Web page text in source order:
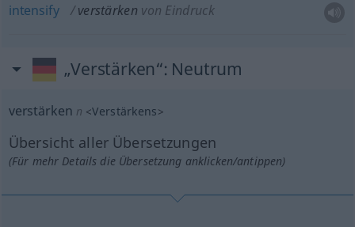
intensify verstärken von Eindruck
„Verstärken“: Neutrum
verstärken n <Verstärkens>
Übersicht aller Übersetzungen
(Für mehr Details die Übersetzung anklicken/antippen)